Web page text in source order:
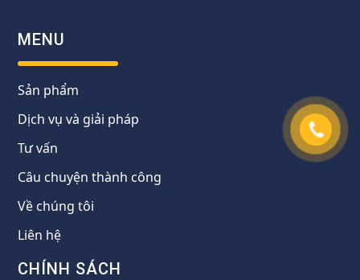
MENU
Sản phẩm
Dịch vụ và giải pháp
Tư vấn
Câu chuyện thành công
Về chúng tôi
Liên hệ
CHÍNH SÁCH